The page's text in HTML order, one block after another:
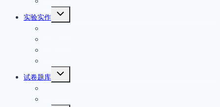
实验实作
切
换
试卷题库
切
换